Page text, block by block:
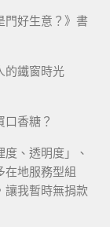
門好生意？》書
的鐵窗時光
口香糖？
度、透明度」、
在地服務型組
讓我暫時無捐款